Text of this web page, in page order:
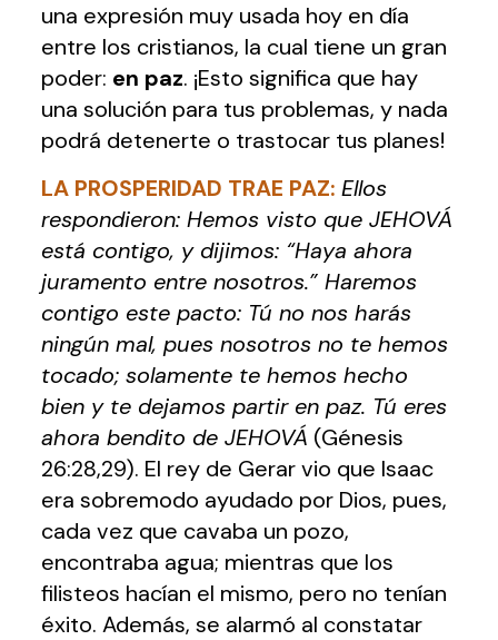
una expresión muy usada hoy en día
entre los cristianos, la cual tiene un gran
poder: en paz. ¡Esto significa que hay
una solución para tus problemas, y nada
podrá detenerte o trastocar tus planes!
LA PROSPERIDAD TRAE PAZ: Ellos
respondieron: Hemos visto que JEHOVÁ
está contigo, y dijimos: “Haya ahora
juramento entre nosotros.” Haremos
contigo este pacto: Tú no nos harás
ningún mal, pues nosotros no te hemos
tocado; solamente te hemos hecho
bien y te dejamos partir en paz. Tú eres
ahora bendito de JEHOVÁ (Génesis
26:28,29). El rey de Gerar vio que Isaac
era sobremodo ayudado por Dios, pues,
cada vez que cavaba un pozo,
encontraba agua; mientras que los
filisteos hacían el mismo, pero no tenían
éxito. Además, se alarmó al constatar